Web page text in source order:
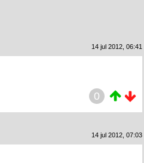
14 jul 2012, 06:41
0
14 jul 2012, 07:03